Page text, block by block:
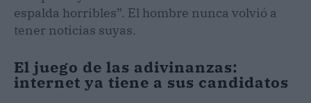
espalda horribles”. El hombre nunca volvió a
tener noticias suyas.
El juego de las adivinanzas:
internet ya tiene a sus candidatos